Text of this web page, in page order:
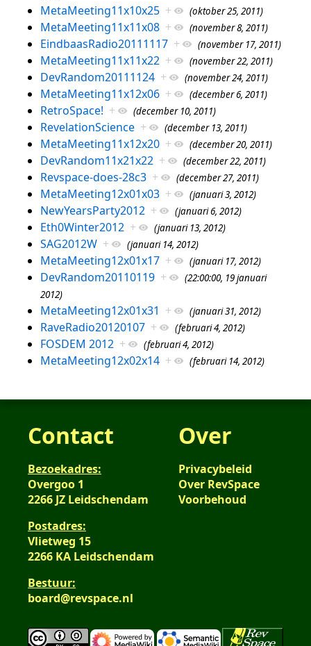
MetaMeeting11x10x25 + (oktober 25, 2011)
MetaMeeting11x11x08 + (november 8, 2011)
EindbaasRadio20111117 + (november 17, 2011)
MetaMeeting11x11x22 + (november 22, 2011)
DevRandom20111124 + (november 24, 2011)
MetaMeeting11x12x06 + (december 6, 2011)
RetroSpace! + (december 10, 2011)
RevelationScience + (december 13, 2011)
MetaMeeting11x12x20 + (december 20, 2011)
DevRandom11x21x22 + (december 22, 2011)
Revspace-does-28c3 + (december 27, 2011)
MetaMeeting12x01x03 + (januari 3, 2012)
NewYearsParty2012 + (januari 6, 2012)
Eth0Winter2012 + (januari 13, 2012)
SAG2012W + (januari 14, 2012)
MetaMeeting12x01x17 + (januari 17, 2012)
DevRandom20110119 +
(22:00:00, 19 januari
2012)
MetaMeeting12x01x31 + (januari 31, 2012)
RaveRadio20120107 + (februari 4, 2012)
FOSDEM 2012 + (februari 4, 2012)
MetaMeeting12x02x14 + (februari 14, 2012)
Contact
Bezoekadres:
Overgoo 1
2266 JZ Leidschendam
Postadres:
Vlietweg 15
2266 KA Leidschendam
Bestuur:
board@revspace.nl
Over
Privacybeleid
Over RevSpace
Voorbehoud